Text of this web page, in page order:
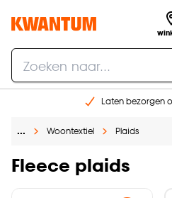
Laten bezorgen
Gratis raam advies
… Woontextiel Plaids
Fleece plaids